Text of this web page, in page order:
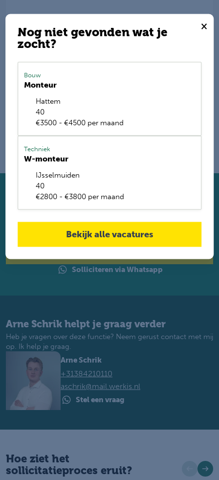
×
Nog niet gevonden wat je
zocht?
Bouw
Monteur
Hattem
40
€3500 - €4500 per maand
Techniek
W-monteur
IJsselmuiden
40
€2800 - €3800 per maand
Bekijk alle vacatures
E-mail mij de nieuwste vacatures
Name
Solliciteer direct
Twijfel je of je geschikt bent? Laat dan toch je gegevens
achter. Met ruim 1.200 vacatures vinden wij voor jou de
perfecte baan. Je krijgt binnen 2 werkdagen reactie.
Solliciteren via Whatsapp
Arne Schrik helpt je graag verder
Heb je vragen over deze functie? Neem gerust contact met mij
op. Ik help je graag.
Arne Schrik
+31384210110
aschrik@mail.werkis.nl
Stel een vraag
Hoe ziet het
sollicitatieproces eruit?